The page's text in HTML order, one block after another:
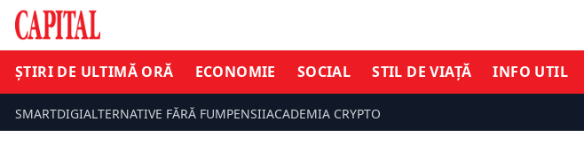
ȘTIRI DE ULTIMĂ ORĂ ECONOMIE SOCIAL STIL DE VIAȚĂ INFO UTIL
SMARTDIGIALTERNATIVE FĂRĂ FUMPENSIIACADEMIA CRYPTO